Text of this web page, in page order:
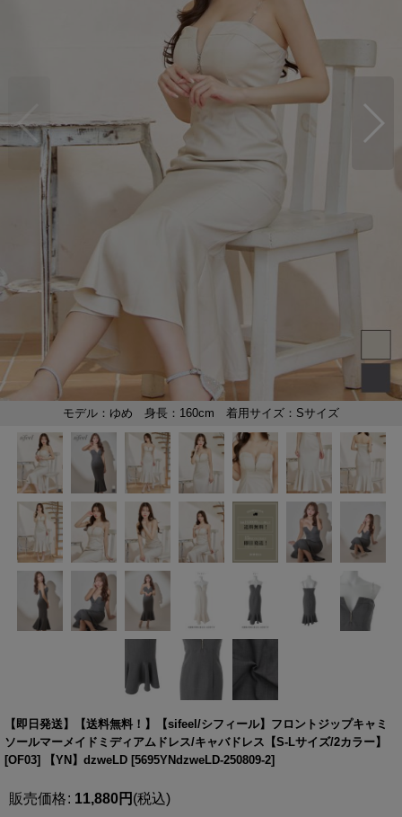
【即日発送】【送料無料！】【sifeel/シフィール】フロントジップキャミ
ソールマーメイドミディアムドレス/キャバドレス【S-Lサイズ/2カラー】
[OF03] 【YN】dzweLD [5695YNdzweLD-250809-2]
販売価格: 11,880円 (税込)